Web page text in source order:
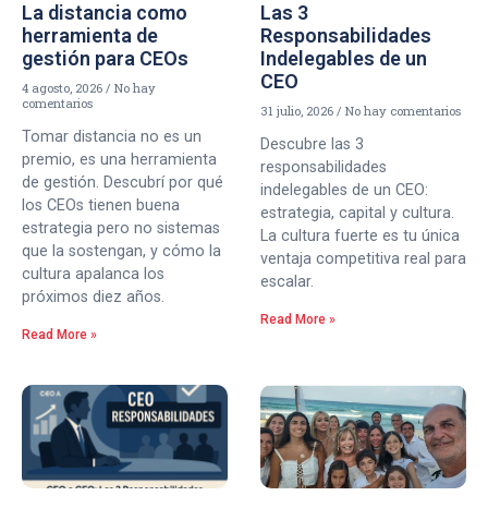
La distancia como
herramienta de
gestión para CEOs
4 agosto, 2026
No hay
comentarios
Tomar distancia no es un
premio, es una herramienta
de gestión. Descubrí por qué
los CEOs tienen buena
estrategia pero no sistemas
que la sostengan, y cómo la
cultura apalanca los
próximos diez años.
Read More »
Las 3
Responsabilidades
Indelegables de un
CEO
31 julio, 2026 No hay comentarios
Descubre las 3
responsabilidades
indelegables de un CEO:
estrategia, capital y cultura.
La cultura fuerte es tu única
ventaja competitiva real para
escalar.
Read More »